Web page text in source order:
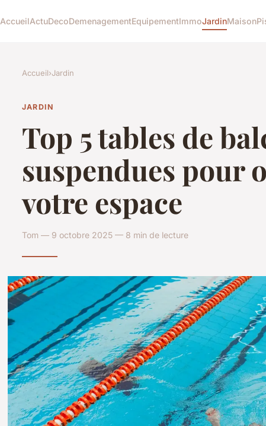
AccueilActuDecoDemenagementEquipementImmoJardinMaison
Accueil›Jardin
JARDIN
Top 5 tables de
suspendues pour
votre espace
Tom — 9 octobre 2025 — 8 min de lecture